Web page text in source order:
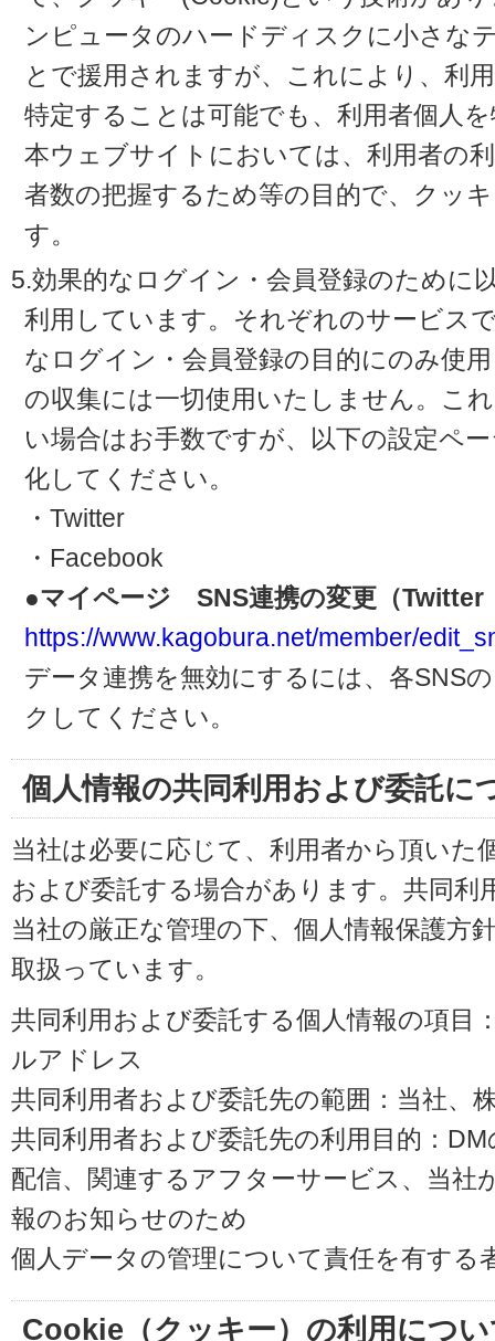
ンピュータのハードディスクに小さな
とで援用されますが、これにより、利
特定することは可能でも、利用者個人
本ウェブサイトにおいては、利用者の
者数の把握するため等の目的で、クッ
す。
5.効果的なログイン・会員登録のために
利用しています。それぞれのサービス
なログイン・会員登録の目的にのみ使
の収集には一切使用いたしません。こ
い場合はお手数ですが、以下の設定ペ
化してください。
・Twitter
・Facebook
●マイページ SNS連携の変更（Twitter
https://www.kagobura.net/member/
データ連携を無効にするには、各SNS
クしてください。
個人情報の共同利用および委託に
当社は必要に応じて、利用者から頂いた
および委託する場合があります。共同利
当社の厳正な管理の下、個人情報保護方
取扱っています。
共同利用および委託する個人情報の項目
ルアドレス
共同利用者および委託先の範囲：当社、
共同利用者および委託先の利用目的：
配信、関連するアフターサービス、当社
報のお知らせのため
個人データの管理について責任を有する
Cookie（クッキー）の利用につ